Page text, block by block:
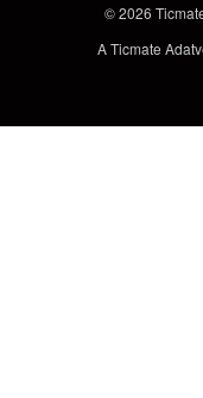
© 2026
A Ticmate